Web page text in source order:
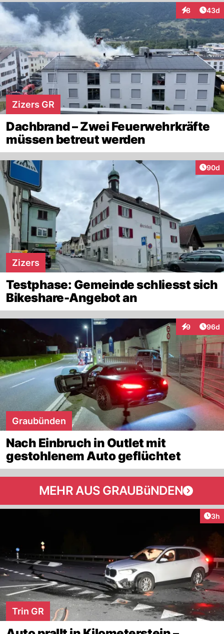
8
Interaktionen
43d
Zizers GR
Dachbrand – Zwei Feuerwehrkräfte
müssen betreut werden
90d
Zizers
Testphase: Gemeinde schliesst sich
Bikeshare-Angebot an
9
Interaktionen
96d
Graubünden
Nach Einbruch in Outlet mit
gestohlenem Auto geflüchtet
MEHR AUS GRAUBüNDEN
3h
Trin GR